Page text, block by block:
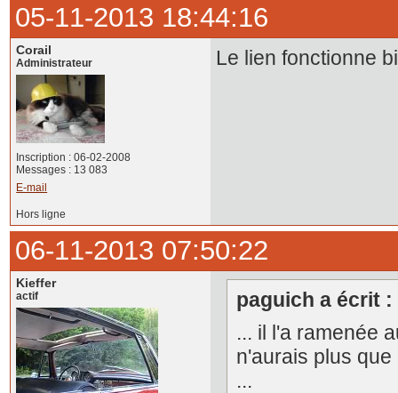
05-11-2013 18:44:16
Corail
Administrateur
Inscription : 06-02-2008
Messages : 13 083
E-mail
Le lien fonctionne
Hors ligne
06-11-2013 07:50:22
Kieffer
actif
paguich a écrit :
... il l'a ramenée
n'aurais plus
...